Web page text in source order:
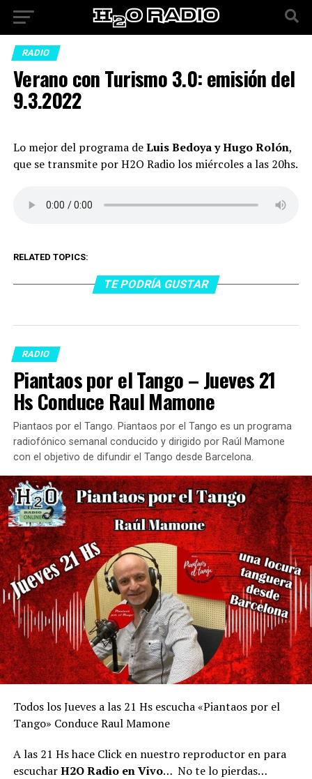
RADIO
Verano con Turismo 3.0: emisión del
9.3.2022
Lo mejor del programa deLuis Bedoya y Hugo Rolón,
que se transmite por H2O Radio los miércoles a las 20hs.
RELATED TOPICS:
TE PODRÍA GUSTAR
RADIO
Piantaos por el Tango – Jueves 21
Hs Conduce Raul Mamone
Piantaos por el Tango. Piantaos por el Tango es un programa
radiofónico semanal conducido y dirigido por Raúl Mamone
con el objetivo de difundir el Tango desde Barcelona.
Todos los Jueves a las 21 Hs escucha «Piantaos por el
Tango» Conduce Raul Mamone
A las 21 Hs hace Click en nuestro reproductor en para
escucharH2O Radio en Vivo… No te lo pierdas…